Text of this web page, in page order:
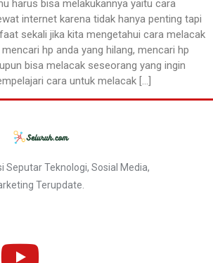
harus bisa melakukannya yaitu cara
internet karena tidak hanya penting tapi
sekali jika kita mengetahui cara melacak
hp anda yang hilang, mencari hp
bisa melacak seseorang yang ingin
cara untuk melacak […]
Seputar Teknologi, Sosial Media,
Terupdate.